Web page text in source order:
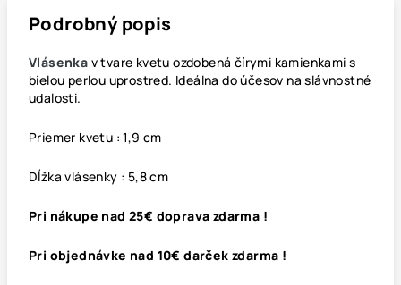
Podrobný popis
Vlásenka v tvare kvetu ozdobená čírymi kamienkami s
bielou perlou uprostred. Ideálna do účesov na slávnostné
udalosti.
Priemer kvetu : 1,9 cm
Dĺžka vlásenky : 5,8 cm
Pri nákupe nad 25€ doprava zdarma !
Pri objednávke nad 10€ darček zdarma !